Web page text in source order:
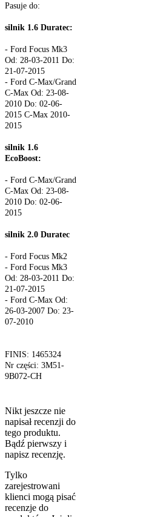
Pasuje do:
silnik 1.6 Duratec:
- Ford Focus Mk3
Od: 28-03-2011 Do:
21-07-2015
- Ford C-Max/Grand
C-Max Od: 23-08-
2010 Do: 02-06-
2015 C-Max 2010-
2015
silnik 1.6
EcoBoost:
- Ford C-Max/Grand
C-Max Od: 23-08-
2010 Do: 02-06-
2015
silnik 2.0 Duratec
- Ford Focus Mk2
- Ford Focus Mk3
Od: 28-03-2011 Do:
21-07-2015
- Ford C-Max Od:
26-03-2007 Do: 23-
07-2010
FINIS: 1465324
Nr części: 3M51-
9B072-CH
Nikt jeszcze nie
napisał recenzji do
tego produktu.
Bądź pierwszy i
napisz recenzję.
Tylko
zarejestrowani
klienci mogą pisać
recenzje do